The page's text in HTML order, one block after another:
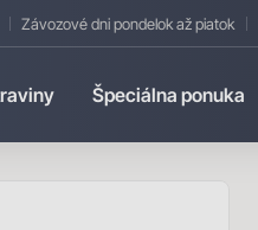
Závozové dni pondelok až piatok
Špeciálna ponuka